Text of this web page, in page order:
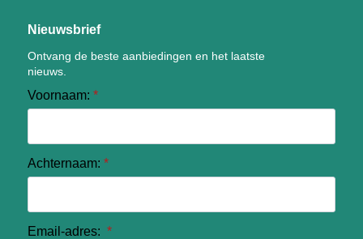
Nieuwsbrief
Ontvang de beste aanbiedingen en het laatste
nieuws.
Voornaam: *
Achternaam: *
Email-adres: *